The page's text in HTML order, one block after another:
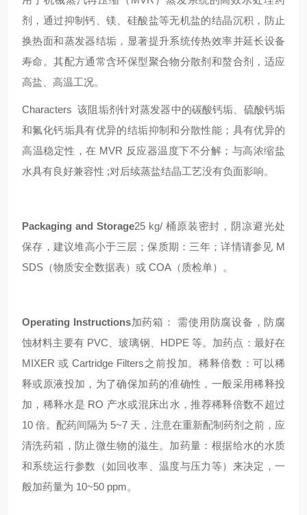
剂，通过抑制钙、镁、硅酸盐等无机盐的结晶沉积，防止
换热面和蒸发器结垢，显著提升系统传热效率并延长设备
寿命。其配方通常含环保型聚合物分散剂和螯合剂，适应
高盐、高温工况。
Characters 该阻垢剂针对蒸发器中的碳酸钙垢、硫酸钙垢
和氟化钙垢具有优异的结垢抑制和分散性能；具有优异的
高温稳定性，在 MVR 反应器温度下不分解；与高浓缩盐
水具有良好兼容性 ;对后续蒸盐结晶工艺没有负面影响。
Packaging and Storage25 kg/ 桶原装密封，阴凉避光处
保存，建议堆高小于三层；保质期：三年；详情请参见 M
SDS（物质安全数据表）或 COA（质检单）。
Operating Instructions加药箱： 需使用防腐设备，防腐
蚀材料主要有 PVC、玻璃钢、HDPE 等。加药点：最好在
MIXER 或 Cartridge Filters之前投加。稀释倍数：可以稀
释或原液投加，为了确保加药的准确性，一般采用稀释投
加，稀释水是 RO 产水或混床出水，推荐稀释倍数不超过
10 倍。配药间隔为 5~7 天，注意在重新配制药剂之前，应
清洗药箱，防止微生物的滋生。加药量：根据给水的水质
和系统运行参数（如回收率、温度与压力等）来决定，一
般加药量为 10~50 ppm。